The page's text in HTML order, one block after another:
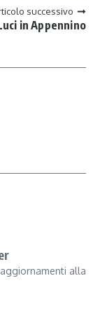
successivo
in Appennino
alla